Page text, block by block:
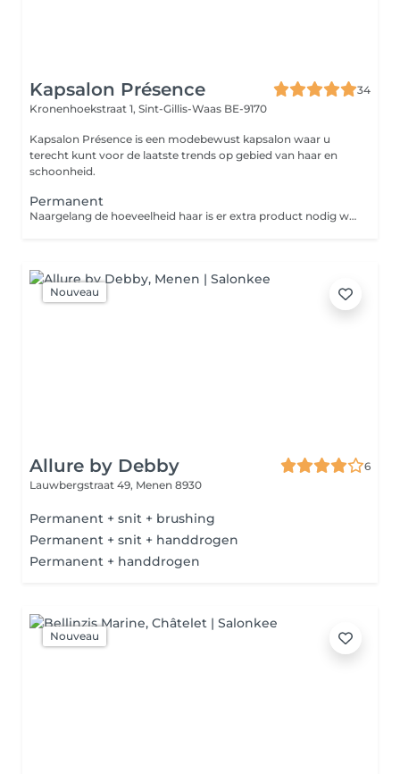
Kapsalon Présence
34
Kronenhoekstraat 1, Sint-Gillis-Waas BE-9170
Kapsalon Présence is een modebewust kapsalon waar u
terecht kunt voor de laatste trends op gebied van haar en
schoonheid.
Permanent
Naargelang de hoeveelheid haar is er extra product nodig waarvoor een supplement wordt aangerekend van 6 euro per dosis. Wanneer u online kleuren boekt, kan u automatisch de bijkomende service bijboeken. Prijs wassen inbegrepen (shampoo en conditioner) - extra verzorgend masker = 6 euro Wenst de Natuurlijke SO PURE lijn te gebruiken, dan komt er een supplement van 5 euro bij. I
Nouveau
Allure by Debby
6
Lauwbergstraat 49, Menen 8930
Permanent + snit + brushing
Permanent + snit + handdrogen
Permanent + handdrogen
Nouveau